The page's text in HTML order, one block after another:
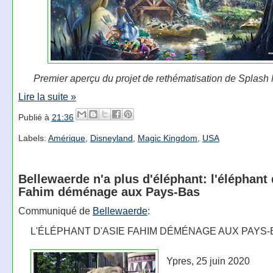
Premier aperçu du projet de rethématisation de Splash
Lire la suite »
Publié à 21:36
Labels: Amérique, Disneyland, Magic Kingdom, USA
Bellewaerde n'a plus d'éléphant: l'éléphant
Fahim déménage aux Pays-Bas
Communiqué de Bellewaerde:
L'ÉLÉPHANT D'ASIE FAHIM DÉMÉNAGE AUX PAYS-
Ypres, 25 juin 2020